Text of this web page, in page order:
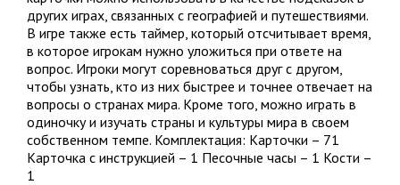
других играх, связанных с географией и путешествиями.
В игре также есть таймер, который отсчитывает время,
в которое игрокам нужно уложиться при ответе на
вопрос. Игроки могут соревноваться друг с другом,
чтобы узнать, кто из них быстрее и точнее отвечает на
вопросы о странах мира. Кроме того, можно играть в
одиночку и изучать страны и культуры мира в своем
собственном темпе. Комплектация: Карточки – 71
Карточка с инструкцией – 1 Песочные часы – 1 Кости –
1